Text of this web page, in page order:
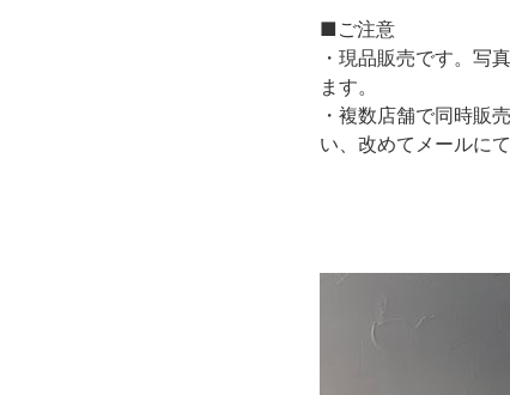
■ご注意
・現品販売です。写
ます。
・複数店舗で同時販
い、改めてメールに